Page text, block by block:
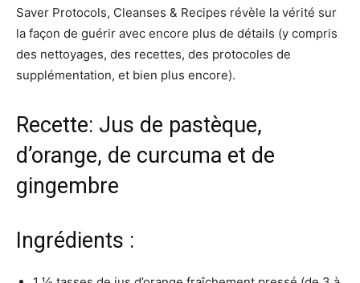
Saver Protocols, Cleanses & Recipes révèle la vérité sur
la façon de guérir avec encore plus de détails (y compris
des nettoyages, des recettes, des protocoles de
supplémentation, et bien plus encore).
Recette: Jus de pastèque,
d’orange, de curcuma et de
gingembre
Ingrédients :